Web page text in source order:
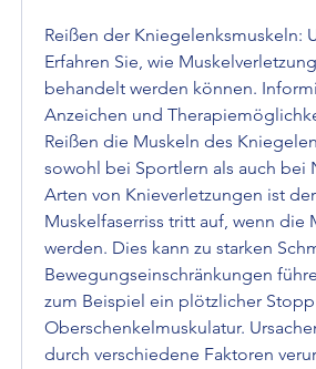
Reißen der Kniegelenksmuskeln:
Erfahren Sie, wie
behandelt werden können.
Anzeichen und
Reißen die Muskeln des
sowohl bei Sportlern als auch bei
Arten von Knieverletzungen ist
Muskelfaserriss tritt auf, wenn die
werden. Dies kann zu starken
Bewegungseinschränkungen
zum Beispiel ein plötzlicher
Oberschenkelmuskulatur.
durch verschiedene Faktoren